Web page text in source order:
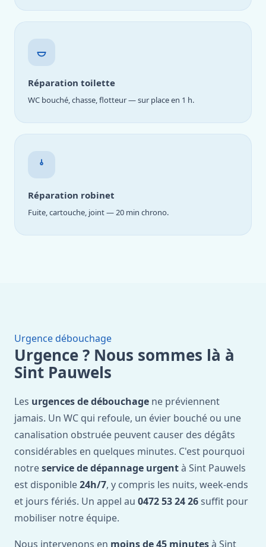
Réparation toilette
WC bouché, chasse, flotteur — sur place en 1 h.
Réparation robinet
Fuite, cartouche, joint — 20 min chrono.
Urgence débouchage
Urgence ? Nous sommes là à
Sint Pauwels
Les urgences de débouchage ne préviennent
jamais. Un WC qui refoule, un évier bouché ou une
canalisation obstruée peuvent causer des dégâts
considérables en quelques minutes. C'est pourquoi
notreservice de dépannage urgentà Sint Pauwels
est disponible24h/7, y compris les nuits, week-ends
et jours fériés. Un appel au 0472 53 24 26 suffit pour
mobiliser notre équipe.
Nous intervenons en moins de 45 minutesà Sint